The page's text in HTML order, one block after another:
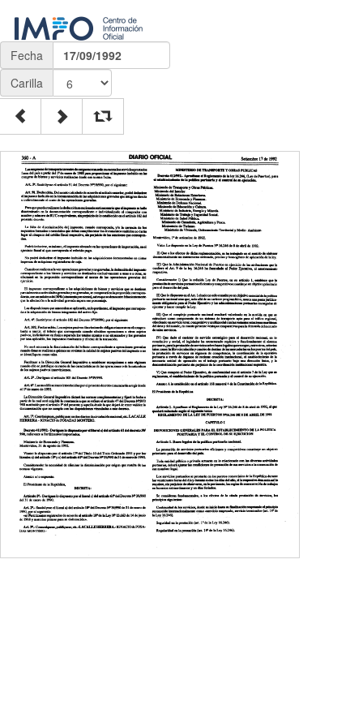
Fecha
17/09/1992
Carilla